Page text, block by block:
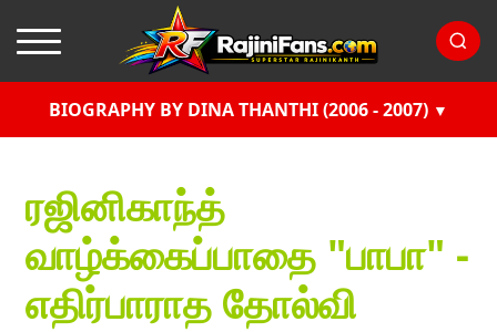
BIOGRAPHY BY DINA THANTHI (2006 - 2007)
ரஜினிகாந்த்
வாழ்க்கைப்பாதை "பாபா" -
எதிர்பாராத தோல்வி